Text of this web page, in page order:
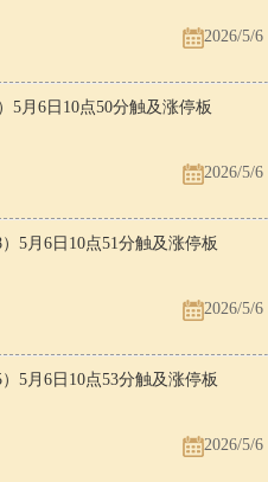
2026/5/6
5月6日10点50分触及涨停板
2026/5/6
5月6日10点51分触及涨停板
2026/5/6
5月6日10点53分触及涨停板
2026/5/6